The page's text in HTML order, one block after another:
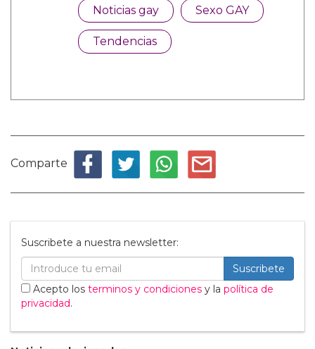
Noticias gay Sexo GAY
Tendencias
Comparte
Suscribete a nuestra newsletter:
Suscribete
Acepto los terminos y condiciones y la política de
privacidad.